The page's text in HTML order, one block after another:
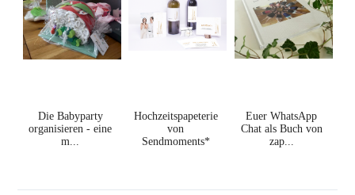
Die Babyparty
organisieren - eine
m...
Hochzeitspapeterie
von
Sendmoments*
Euer WhatsApp
Chat als Buch von
zap...